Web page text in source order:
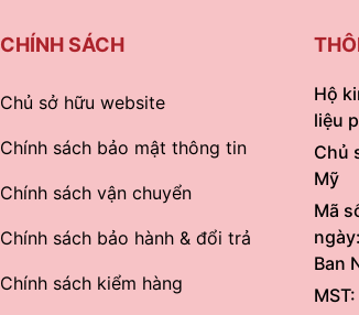
CHÍNH SÁCH
Chủ sở hữu website
Chính sách bảo mật thông tin
Chính sách vận chuyển
Chính sách bảo hành & đổi trả
Chính sách kiểm hàng
Hộ
liệu
Chủ
Mỹ
Mã
Ban